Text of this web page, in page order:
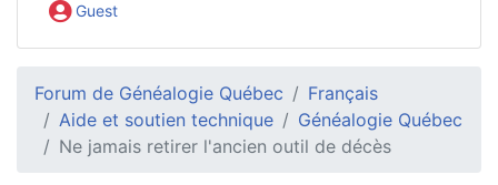
Guest
Forum de Généalogie Québec
Français
Aide et soutien technique
Généalogie Québec
Ne jamais retirer l'ancien outil de décès